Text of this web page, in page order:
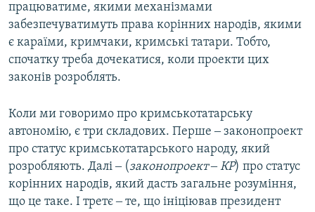
працюватиме, якими механізмами
забезпечуватимуть права корінних народів, якими
є караїми, кримчаки, кримські татари. Тобто,
спочатку треба дочекатися, коли проекти цих
законів розроблять.
Коли ми говоримо про кримськотатарську
автономію, є три складових. Перше ‒ законопроект
про статус кримськотатарського народу, який
розробляють. Далі ‒ (законопроект ‒ КР) про статус
корінних народів, який дасть загальне розуміння,
що це таке. І третє ‒ те, що ініціював президент